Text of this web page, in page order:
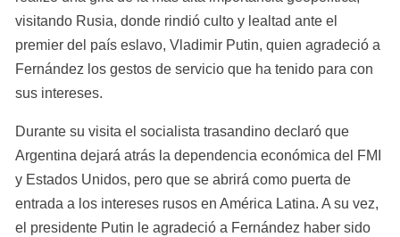
visitando Rusia, donde rindió culto y lealtad ante el
premier del país eslavo, Vladimir Putin, quien agradeció a
Fernández los gestos de servicio que ha tenido para con
sus intereses.
Durante su visita el socialista trasandino declaró que
Argentina dejará atrás la dependencia económica del FMI
y Estados Unidos, pero que se abrirá como puerta de
entrada a los intereses rusos en América Latina. A su vez,
el presidente Putin le agradeció a Fernández haber sido